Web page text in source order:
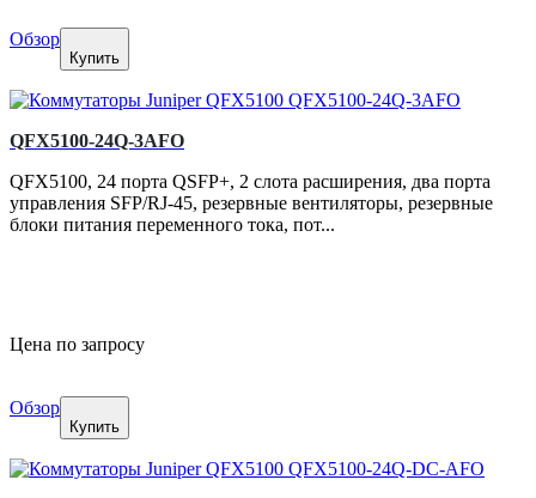
Обзор
Купить
QFX5100-24Q-3AFO
QFX5100, 24 порта QSFP+, 2 слота расширения, два порта
управления SFP/RJ-45, резервные вентиляторы, резервные
блоки питания переменного тока, пот...
Цена по запросу
Обзор
Купить